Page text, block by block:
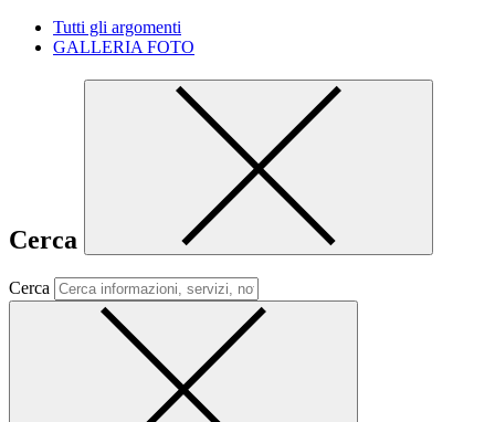
Tutti gli argomenti
GALLERIA FOTO
Cerca
Cerca